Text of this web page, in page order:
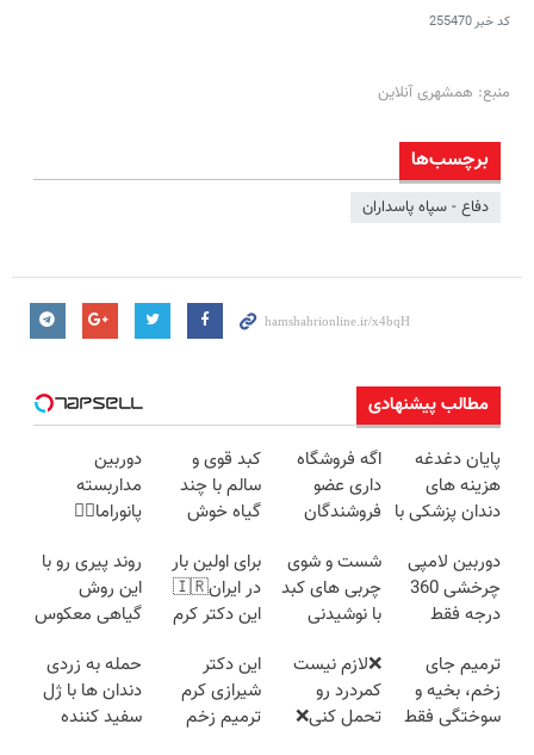
کد خبر255470
منبع: همشهری آنلاین
برچسب‌ها
دفاع - سپاه پاسداران
مطالب پیشنهادی
پایان دغدغه
هزینه های
دندان پزشکی با
کننده خانگی
اگه فروشگاه
داری عضو
فروشندگان
میلیارد وام
بگیر
کبد قوی و
سالم با چند
گیاه خوش
دوربین
مداربسته
پانوراما👈🏻
360°و سازگار با
اندروید و ios
دوربین لامپی
چرخشی 360
درجه فقط
🔥 پرداخت
درب منزل
شست و شوی
چربی های کبد
با نوشیدنی
برای اولین بار
در ایران🇮🇷
این دکتر کرم
روزه ساخت!
روند پیری رو با
این روش
گیاهی معکوس
ترمیم جای
زخم، بخیه و
سوختگی فقط
❌لازم نیست
کمردرد رو
تحمل کنی❌
این دکتر
شیرازی کرم
ترمیم زخم
حمله به زردی
دندان ها با ژل
سفید کننده